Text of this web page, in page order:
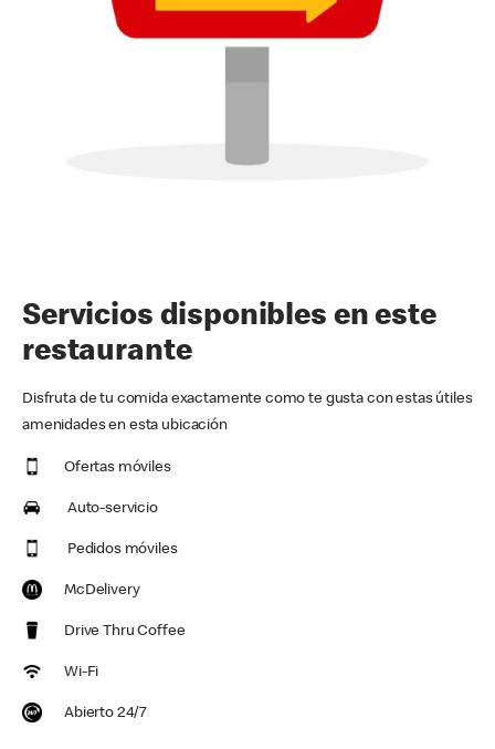
Servicios disponibles en este
restaurante
Disfruta de tu comida exactamente como te gusta con estas útiles
amenidades en esta ubicación
Ofertas móviles
Auto-servicio
Pedidos móviles
McDelivery
Drive Thru Coffee
Wi-Fi
Abierto 24/7